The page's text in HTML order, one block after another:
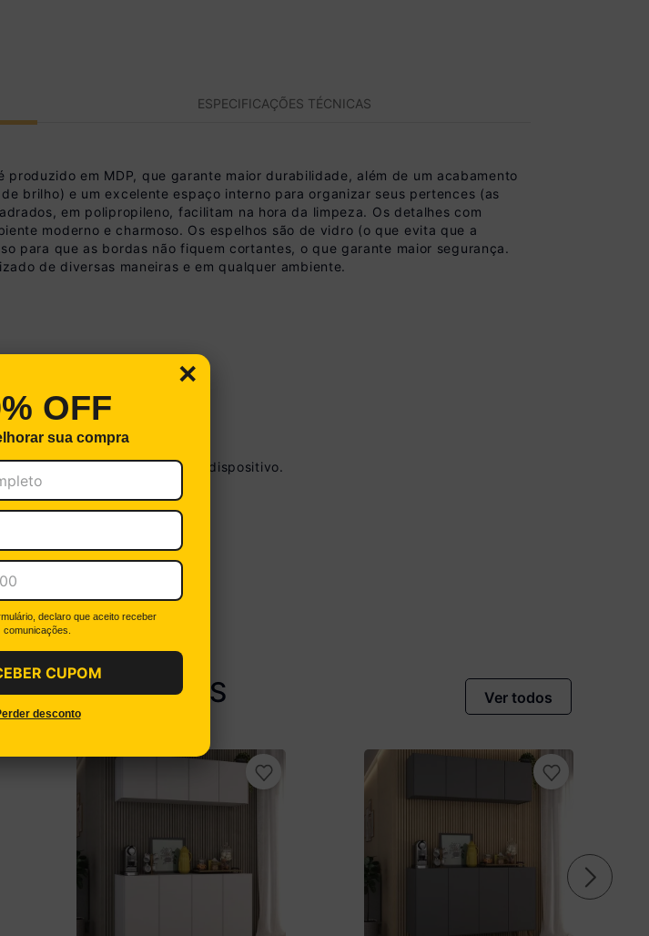
juros
aplicados a partir da 13ª parcela
R$ 398,99 à vista no Boleto
(5
Você economiza
ESPECIFICAÇÕES TÉCNICAS
em MDP, que garante maior durabilidade, além de um acabamento
brilho) e um excelente espaço interno para organizar seus pertences (as
em polipropileno, facilitam na hora da limpeza. Os detalhes com
moderno e charmoso. Os espelhos são de vidro (o que evita que a
para que as bordas não fiquem cortantes, o que garante maior segurança.
de diversas maneiras e em qualquer ambiente.
com as configurações do seu dispositivo.
produto.
de montagem.
SIMILARES Ver todos
×
OFF
sua compra
declaro que aceito receber
comunicações.
CUPOM
desconto